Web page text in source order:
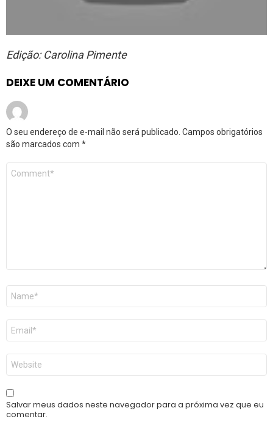
Edição: Carolina Pimente
DEIXE UM COMENTÁRIO
O seu endereço de e-mail não será publicado. Campos obrigatórios
são marcados com *
Comentário
Nome
E-
mail
*
Site
Salvar meus dados neste navegador para a próxima vez que eu
comentar.